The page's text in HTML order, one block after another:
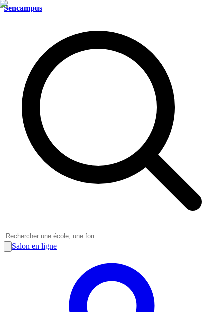
Sencampus
Salon en ligne